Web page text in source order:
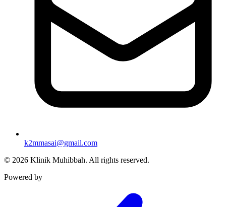
k2mmasai@gmail.com
© 2026 Klinik Muhibbah. All rights reserved.
Powered by